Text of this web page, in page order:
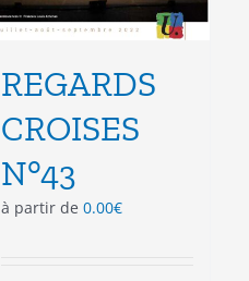
REGARDS
CROISES
N°43
à partir de 0.00€